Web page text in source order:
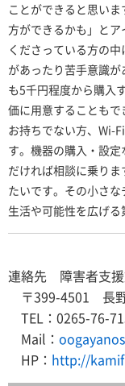
ことができると思い
方ができるかも」と
くださっている方の
があったり苦手意識
も5千円程度から購入
価に用意することも
お持ちでない方、Wi-
す。機器の購入・設
だければ相談に乗り
たいです。その小さ
生活や可能性を広げる
連絡先 障害者支
〒399-4501 長
TEL：0265-76-
Mail：
HP： http://